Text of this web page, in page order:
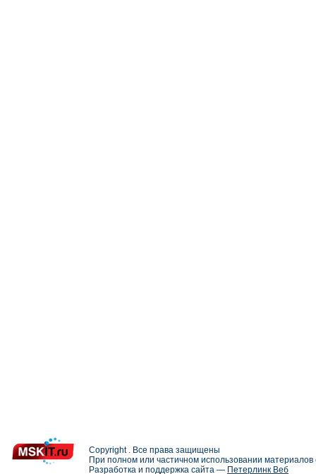
Copyright . Все права защищены
При полном или частичном использовании
Разработка и поддержка сайта — Петерлинк Веб